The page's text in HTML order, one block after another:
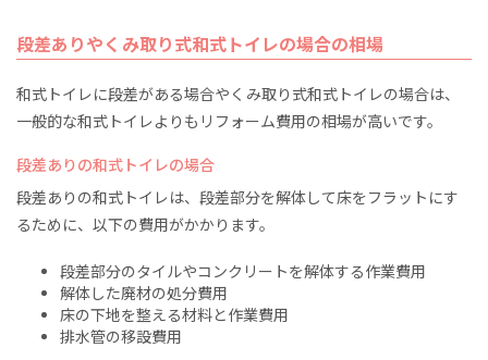
段差ありやくみ取り式和式トイレの場合の相場
和式トイレに段差がある場合やくみ取り式和式トイレの場合は、
一般的な和式トイレよりもリフォーム費用の相場が高いです。
段差ありの和式トイレの場合
段差ありの和式トイレは、段差部分を解体して床をフラットにす
るために、以下の費用がかかります。
段差部分のタイルやコンクリートを解体する作業費用
解体した廃材の処分費用
床の下地を整える材料と作業費用
排水管の移設費用